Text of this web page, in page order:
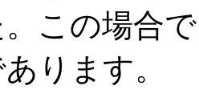
この場合
ります。